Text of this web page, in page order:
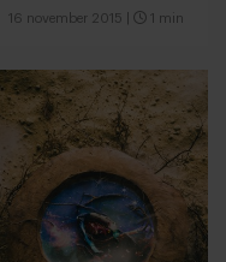
16 november 2015 1 min